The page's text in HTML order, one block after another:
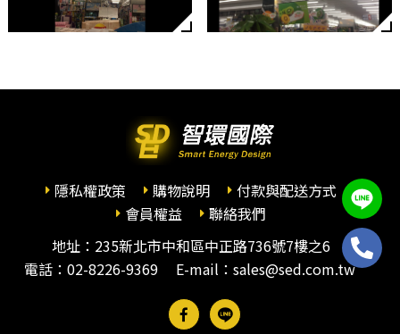
隱私權政策 購物說明
付款與配送方式
會員權益
聯絡我們
地址：235新北市中和區中正路736號7樓之6
電話： 02-8226-9369 E-mail：sales@sed.com.tw